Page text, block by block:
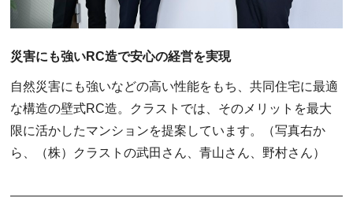
災害にも強いRC造で安心の経営を実現
自然災害にも強いなどの高い性能をもち、共同住宅に最適
な構造の壁式RC造。クラストでは、そのメリットを最大
限に活かしたマンションを提案しています。（写真右か
ら、（株）クラストの武田さん、青山さん、野村さん）